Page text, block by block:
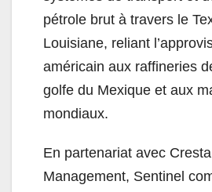
pétrole brut à travers le
Louisiane, reliant
américain aux raffineries
golfe du Mexique et aux
mondiaux.
En partenariat avec
Management, Sentinel